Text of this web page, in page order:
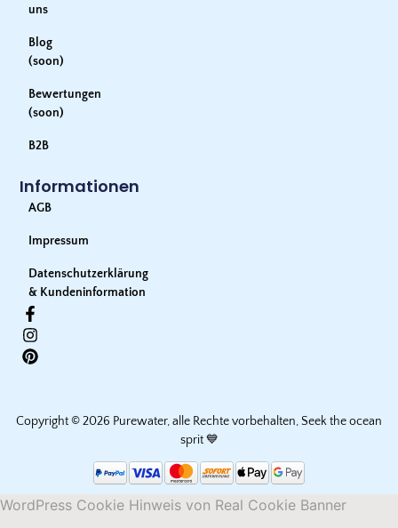
uns
Blog
(soon)
Bewertungen
(soon)
B2B
Informationen
AGB
Impressum
Datenschutzerklärung
& Kundeninformation
Copyright © 2026 Purewater, alle Rechte vorbehalten, Seek the ocean
sprit 💙
WordPress Cookie Hinweis von Real Cookie Banner